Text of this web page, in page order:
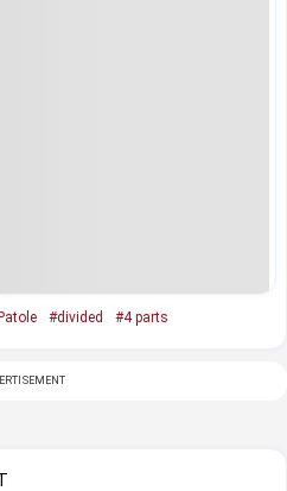
#divided #4 parts